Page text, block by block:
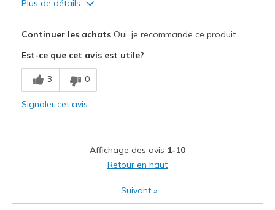
Plus de détails
Breathe Well
Comfortable
Les meilleures utilisations
Casual Wear
Going Out
Continuer les achatsOui, je recommande ce produit
Est-ce que cet avis est utile?
3 0
Signaler cet avis
Affichage des avis 1-10
Retour en haut
Suivant »